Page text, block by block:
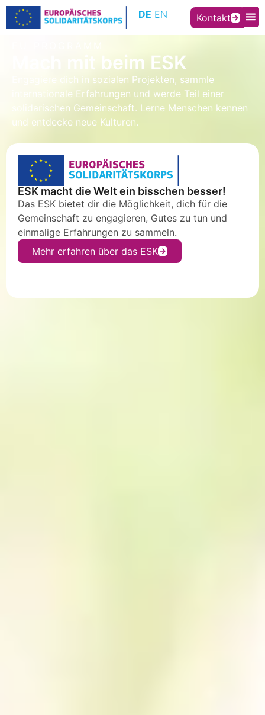
springen
Kontakt
DE EN
Mach mit beim ESK
Engagiere dich in sozialen Projekten, sammle
internationale Erfahrungen und werde Teil einer
solidarischen Gemeinschaft. Lerne Menschen kennen
und entdecke neue Kulturen.
ESK macht die Welt ein bisschen besser!
Das ESK bietet dir die Möglichkeit, dich für die
Gemeinschaft zu engagieren, Gutes zu tun und
einmalige Erfahrungen zu sammeln.
Mehr erfahren über das ESK